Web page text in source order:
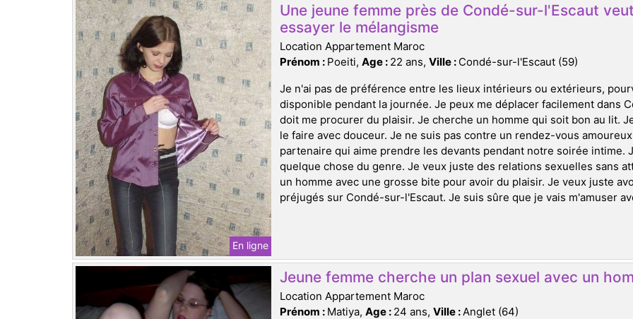
En ligne
Une jeune femme près de Condé-sur-l'Escaut
essayer le mélangisme
Location Appartement Maroc
Prénom : Poeiti, Age : 22 ans, Ville : Condé-sur-l'Escaut (59)
Je n'ai pas de préférence entre les lieux intérieurs ou extérieurs,
disponible pendant la journée. Je peux me déplacer facilement dans
doit me procurer du plaisir. Je cherche un homme qui soit bon au lit.
le faire avec douceur. Je ne suis pas contre un rendez-vous
partenaire qui aime prendre les devants pendant notre soirée intime.
quelque chose du genre. Je veux juste des relations sexuelles sans
un homme avec une grosse bite pour avoir du plaisir. Je veux juste
préjugés sur Condé-sur-l'Escaut. Je suis sûre que je vais m'amuser
Jeune femme cherche un plan sexuel avec un
Location Appartement Maroc
Prénom : Matiya, Age : 24 ans, Ville : Anglet (64)